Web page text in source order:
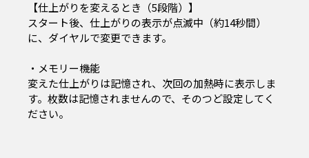
【仕上がりを変えるとき（5段階）】
スタート後、仕上がりの表示が点滅中（約14秒間）
に、ダイヤルで変更できます。
・メモリー機能
変えた仕上がりは記憶され、次回の加熱時に表示しま
す。枚数は記憶されませんので、そのつど設定してく
ださい。